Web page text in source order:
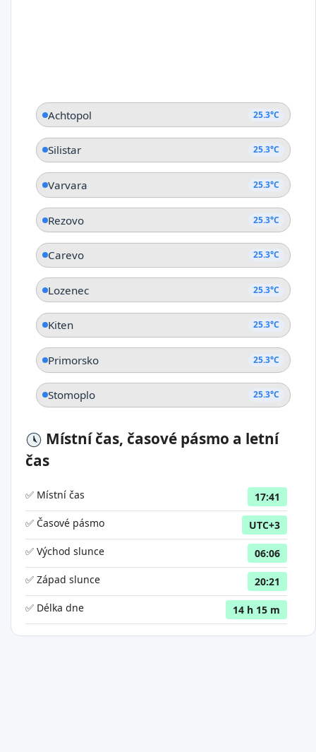
Achtopol 25.3°C
Silistar 25.3°C
Varvara 25.3°C
Rezovo 25.3°C
Carevo 25.3°C
Lozenec 25.3°C
Kiten 25.3°C
Primorsko 25.3°C
Stomoplo 25.3°C
Místní čas, časové pásmo a letní
čas
✅ Místní čas
17:41
✅ Časové pásmo
UTC+3
✅ Východ slunce
06:06
✅ Západ slunce
20:21
✅ Délka dne
14 h 15 m